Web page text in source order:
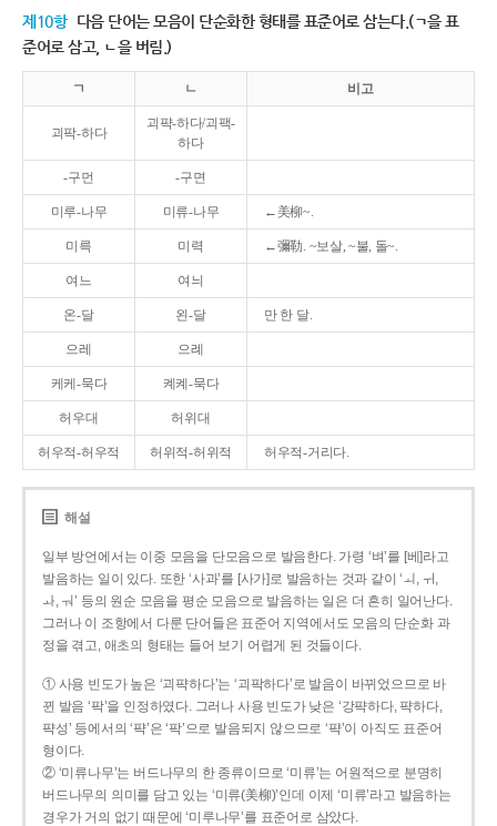
제10항 다음 단어는 모음이 단순화한 형태를 표준어로 삼는다.(ㄱ을 표
준어로 삼고, ㄴ을 버림.)
ㄱ ㄴ 비고
괴팍-하다
괴퍅-하다/괴팩-
하다
-구먼 -구면
미루-나무 미류-나무 ←美柳~.
미륵 미력 ←彌勒. ~보살, ~불, 돌~.
여느 여늬
온-달 왼-달 만 한 달.
으레 으례
케케-묵다 켸켸-묵다
허우대 허위대
허우적-허우적 허위적-허위적 허우적-거리다.
해설
일부 방언에서는 이중 모음을 단모음으로 발음한다. 가령 ‘벼’를 [베]라고
발음하는 일이 있다. 또한 ‘사과’를 [사가]로 발음하는 것과 같이 ‘ㅚ, ㅟ,
ㅘ, ㅝ’ 등의 원순 모음을 평순 모음으로 발음하는 일은 더 흔히 일어난다.
그러나 이 조항에서 다룬 단어들은 표준어 지역에서도 모음의 단순화 과
정을 겪고, 애초의 형태는 들어 보기 어렵게 된 것들이다.
① 사용 빈도가 높은 ‘괴퍅하다’는 ‘괴팍하다’로 발음이 바뀌었으므로 바
뀐 발음 ‘팍’을 인정하였다. 그러나 사용 빈도가 낮은 ‘강퍅하다, 퍅하다,
퍅성’ 등에서의 ‘퍅’은 ‘팍’으로 발음되지 않으므로 ‘퍅’이 아직도 표준어
형이다.
② ‘미류나무’는 버드나무의 한 종류이므로 ‘미류’는 어원적으로 분명히
버드나무의 의미를 담고 있는 ‘미류(美柳)’인데 이제 ‘미류’라고 발음하는
경우가 거의 없기 때문에 ‘미루나무’를 표준어로 삼았다.